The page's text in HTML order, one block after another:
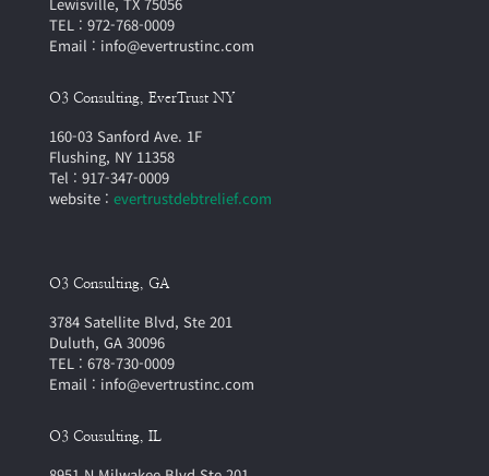
TEL : 972-768-0009
Email : info@evertrustinc.com
O3 Consulting, EverTrust NY
160-03 Sanford Ave. 1F
Flushing, NY 11358
Tel : 917-347-0009
website : evertrustdebtrelief.com
O3 Consulting, GA
3784 Satellite Blvd, Ste 201
Duluth, GA 30096
TEL : 678-730-0009
Email : info@evertrustinc.com
O3 Cousulting, IL